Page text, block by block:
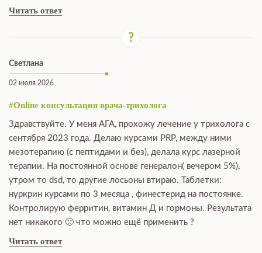
Читать ответ
Светлана
02 июля 2026
#Online консультация врача-трихолога
Здравствуйте. У меня АГА, прохожу лечение у трихолога с
сентября 2023 года. Делаю курсами PRP, между ними
мезотерапию (с пептидами и без), делала курс лазерной
терапии. На постоянной основе генералон( вечером 5%),
утром то dsd, то другие лосьоны втираю. Таблетки:
нуркрин курсами по 3 месяца , финестерид на постоянке.
Контролирую ферритин, витамин Д и гормоны. Результата
нет никакого 🙁 что можно ещё применить ?
Читать ответ